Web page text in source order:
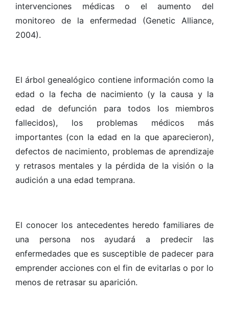
intervenciones médicas o el aumento del
monitoreo de la enfermedad (Genetic Alliance,
2004).
El árbol genealógico contiene información como la
edad o la fecha de nacimiento (y la causa y la
edad de defunción para todos los miembros
fallecidos), los problemas médicos más
importantes (con la edad en la que aparecieron),
defectos de nacimiento, problemas de aprendizaje
y retrasos mentales y la pérdida de la visión o la
audición a una edad temprana.
El conocer los antecedentes heredo familiares de
una persona nos ayudará a predecir las
enfermedades que es susceptible de padecer para
emprender acciones con el fin de evitarlas o por lo
menos de retrasar su aparición.